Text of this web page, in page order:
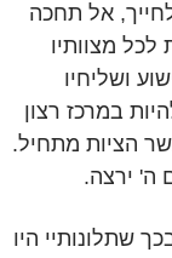
אל תחכה
לכל מצוותיו
ושליחיו
במרכז רצון
הציות מתחיל.
ה' ירצה.
שתלונותיי היו